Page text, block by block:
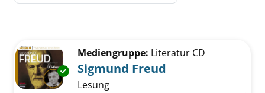
Zu den Suchfiltern springen
Exemplar-Details von Sigmund Freud
Mediengruppe: Literatur CD
Sigmund Freud
Lesung